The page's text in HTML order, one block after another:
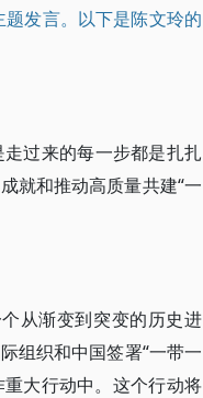
发言。以下是陈文玲的
过来的每一步都是扎扎
就和推动高质量共建“一
从渐变到突变的历史进
组织和中国签署“一带一
大行动中。这个行动将